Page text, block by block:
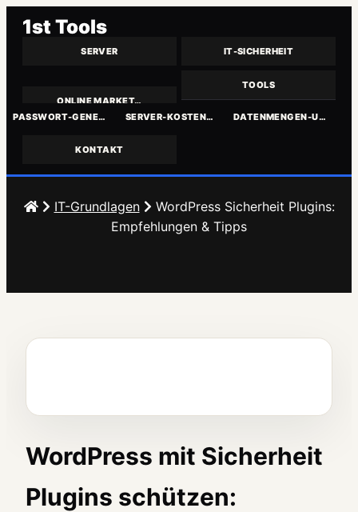
1st Tools
SERVER IT-SICHERHEIT
ONLINE MARKET…
TOOLS
PASSWORT-GENE… SERVER-KOSTEN… DATENMENGEN-U…
KONTAKT
Inhalt
IT-Grundlagen
WordPress Sicherheit Plugins:
Empfehlungen & Tipps
WordPress mit Sicherheit
Plugins schützen: